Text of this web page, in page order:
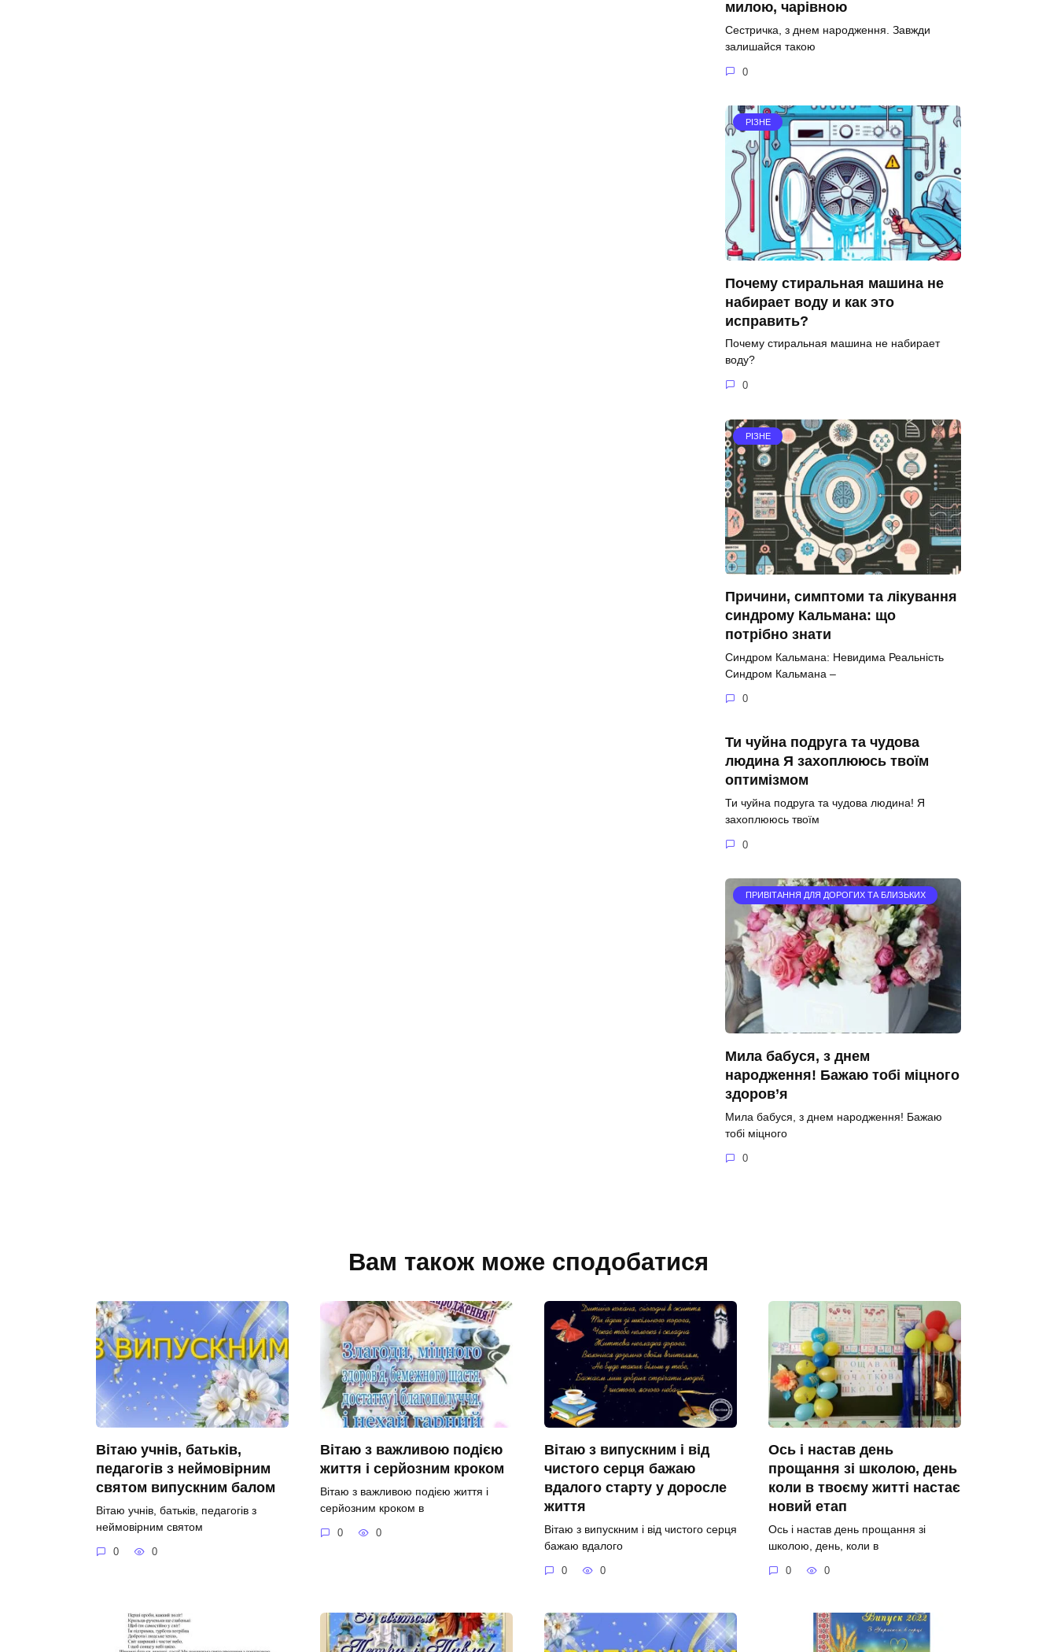
милою, чарівною
Сестричка, з днем народження. Завжди
залишайся такою
0
РІЗНЕ
Почему стиральная машина не
набирает воду и как это
исправить?
Почему стиральная машина не набирает
воду?
0
РІЗНЕ
Причини, симптоми та лікування
синдрому Кальмана: що
потрібно знати
Синдром Кальмана: Невидима Реальність
Синдром Кальмана –
0
Ти чуйна подруга та чудова
людина Я захоплююсь твоїм
оптимізмом
Ти чуйна подруга та чудова людина! Я
захоплююсь твоїм
0
ПРИВІТАННЯ ДЛЯ ДОРОГИХ ТА БЛИЗЬКИХ
Мила бабуся, з днем
народження! Бажаю тобі міцного
здоров’я
Мила бабуся, з днем народження! Бажаю
тобі міцного
0
Вам також може сподобатися
Вітаю учнів, батьків,
педагогів з неймовірним
святом випускним балом
Вітаю учнів, батьків, педагогів з
неймовірним святом
0 0
Вітаю з важливою подією
життя і серйозним кроком
Вітаю з важливою подією життя і
серйозним кроком в
0 0
Вітаю з випускним і від
чистого серця бажаю
вдалого старту у доросле
життя
Вітаю з випускним і від чистого серця
бажаю вдалого
0 0
Ось і настав день
прощання зі школою, день
коли в твоєму житті настає
новий етап
Ось і настав день прощання зі
школою, день, коли в
0 0